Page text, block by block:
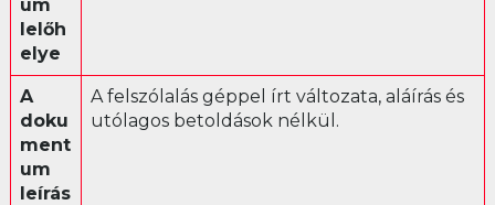
KÖZZÉTÉTEL:
Fotó
Irat
Ankét
um
lelőh
elye
A
doku
ment
um
leírás
A felszólalás géppel írt változata, aláírás és
utólagos betoldások nélkül.